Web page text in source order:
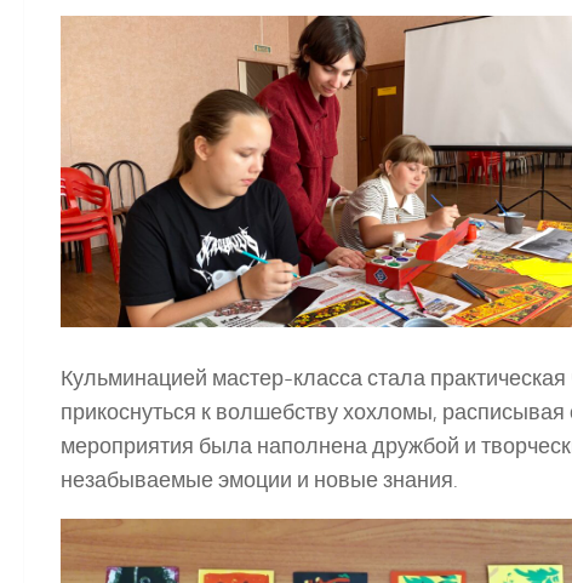
Кульминацией мастер-класса стала
прикоснуться к волшебству хохломы,
мероприятия была наполнена дружбой и
незабываемые эмоции и новые знания.